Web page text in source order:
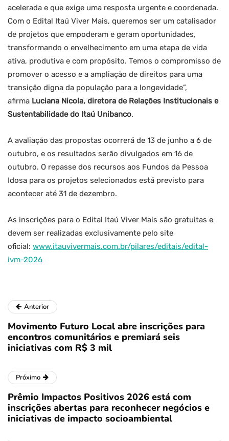
acelerada e que exige uma resposta urgente e coordenada.
Com o Edital Itaú Viver Mais, queremos ser um catalisador
de projetos que empoderam e geram oportunidades,
transformando o envelhecimento em uma etapa de vida
ativa, produtiva e com propósito. Temos o compromisso de
promover o acesso e a ampliação de direitos para uma
transição digna da população para a longevidade”,
afirma Luciana Nicola, diretora de Relações Institucionais e
Sustentabilidade do Itaú Unibanco.
A avaliação das propostas ocorrerá de 13 de junho a 6 de
outubro, e os resultados serão divulgados em 16 de
outubro. O repasse dos recursos aos Fundos da Pessoa
Idosa para os projetos selecionados está previsto para
acontecer até 31 de dezembro.
As inscrições para o Edital Itaú Viver Mais são gratuitas e
devem ser realizadas exclusivamente pelo site
oficial: www.itauvivermais.com.br/pilares/editais/edital-
ivm-2026
Anterior
Movimento Futuro Local abre inscrições para
encontros comunitários e premiará seis
iniciativas com R$ 3 mil
Próximo
Prêmio Impactos Positivos 2026 está com
inscrições abertas para reconhecer negócios e
iniciativas de impacto socioambiental